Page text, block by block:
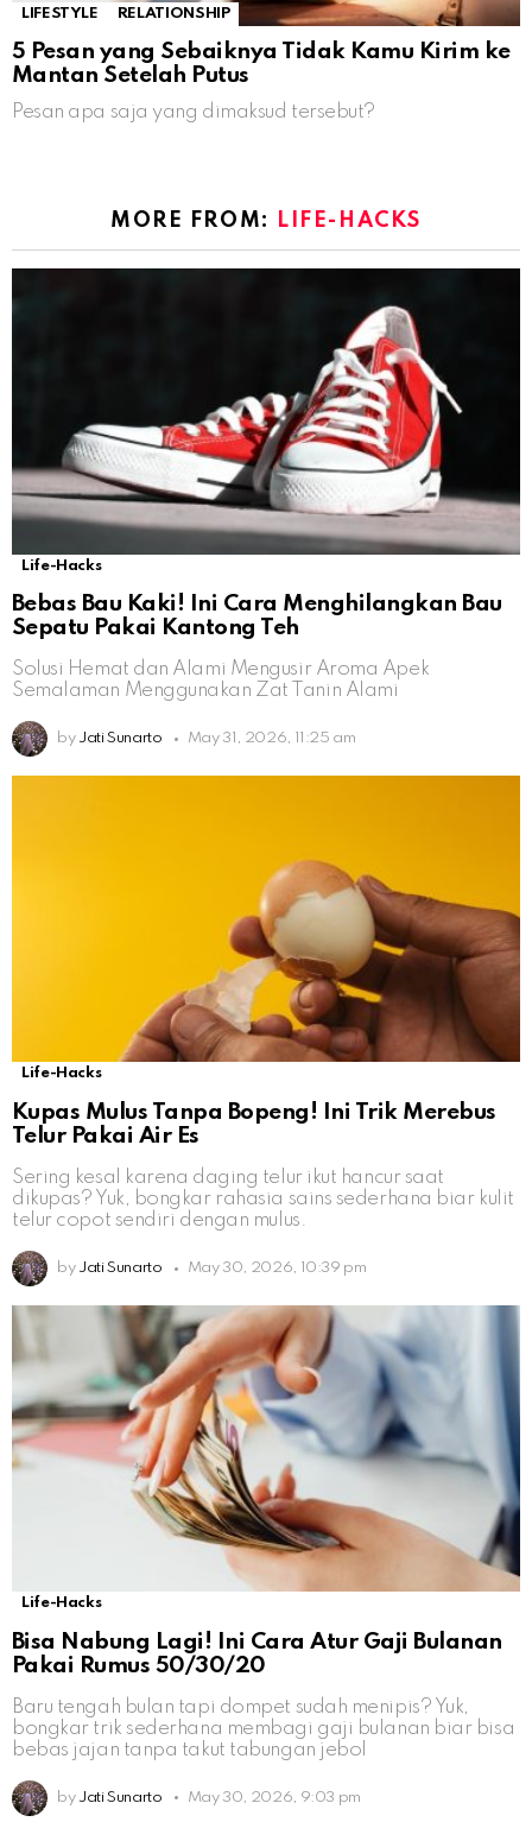
LIFESTYLE RELATIONSHIP
5 Pesan yang Sebaiknya Tidak Kamu Kirim ke
Mantan Setelah Putus
Pesan apa saja yang dimaksud tersebut?
MORE FROM: LIFE-HACKS
Life-Hacks
Bebas Bau Kaki! Ini Cara Menghilangkan Bau
Sepatu Pakai Kantong Teh
Solusi Hemat dan Alami Mengusir Aroma Apek
Semalaman Menggunakan Zat Tanin Alami
by Jati Sunarto May 31, 2026, 11:25 am
Life-Hacks
Kupas Mulus Tanpa Bopeng! Ini Trik Merebus
Telur Pakai Air Es
Sering kesal karena daging telur ikut hancur saat
dikupas? Yuk, bongkar rahasia sains sederhana biar kulit
telur copot sendiri dengan mulus.
by Jati Sunarto May 30, 2026, 10:39 pm
Life-Hacks
Bisa Nabung Lagi! Ini Cara Atur Gaji Bulanan
Pakai Rumus 50/30/20
Baru tengah bulan tapi dompet sudah menipis? Yuk,
bongkar trik sederhana membagi gaji bulanan biar bisa
bebas jajan tanpa takut tabungan jebol
by Jati Sunarto May 30, 2026, 9:03 pm